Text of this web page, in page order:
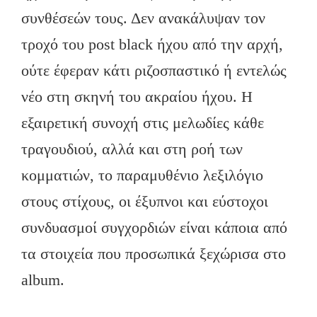
συνθέσεών τους. Δεν ανακάλυψαν τον
τροχό του post black ήχου από την αρχή,
ούτε έφεραν κάτι ριζοσπαστικό ή εντελώς
νέο στη σκηνή του ακραίου ήχου. Η
εξαιρετική συνοχή στις μελωδίες κάθε
τραγουδιού, αλλά και στη ροή των
κομματιών, το παραμυθένιο λεξιλόγιο
στους στίχους, οι έξυπνοι και εύστοχοι
συνδυασμοί συγχορδιών είναι κάποια από
τα στοιχεία που προσωπικά ξεχώρισα στο
album.